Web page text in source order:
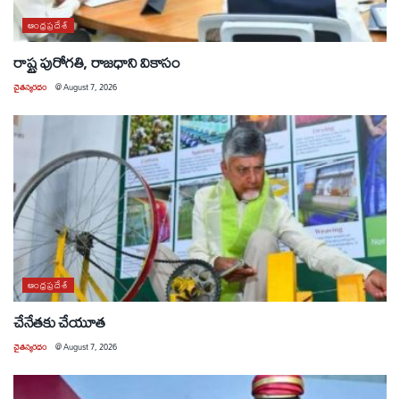
ఆంధ్రప్రదేశ్
రాష్ట్ర పురోగతి, రాజధాని వికాసం
చైతన్యరధం @August 7, 2026
ఆంధ్రప్రదేశ్
చేనేతకు చేయూత
చైతన్యరధం @August 7, 2026